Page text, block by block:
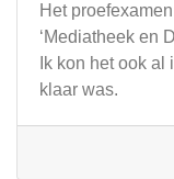
Het
‘Mediatheek en
Ik kon het ook
klaar was.